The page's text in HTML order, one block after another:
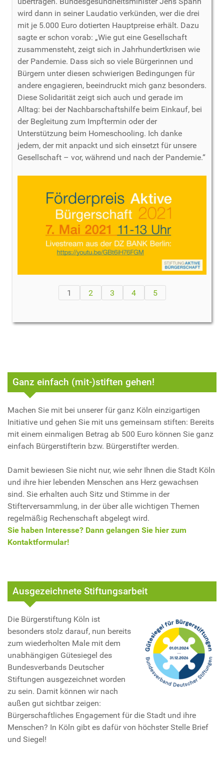
wird dann in seiner Laudatio verkünden, wer die drei
mit je 5.000 Euro dotierten Hauptpreise erhält. Dazu
sagte er schon vorab: „Wie gut eine Gesellschaft
zusammensteht, zeigt sich in Jahrhundertkrisen wie
der Pandemie. Dass sich so viele Bürgerinnen und
Bürgern unter diesen schwierigen Bedingungen für
andere engagieren, beeindruckt mich ganz besonders.
Diese Solidarität zeigt sich auch und gerade im
Alltag: bei der Nachbarschaftshilfe beim Einkauf, bei
der Begleitung zum Impftermin oder der
Unterstützung beim Homeschooling. Ich danke
jedem, der mit anpackt und sich einsetzt für unsere
Gesellschaft – vor, während und nach der Pandemie.“
1 2 3 4 5
Ganz einfach (mit-)stiften gehen!
Machen Sie mit bei unserer für ganz Köln einzigartigen
Initiative und gehen Sie mit uns gemeinsam stiften: Bereits
mit einem einmaligen Betrag ab 500 Euro können Sie ganz
einfach Bürgerstifterin bzw. Bürgerstifter werden.
Damit bewiesen Sie nicht nur, wie sehr Ihnen die Stadt Köln
und ihre hier lebenden Menschen ans Herz gewachsen
sind. Sie erhalten auch Sitz und Stimme in der
Stifterversammlung, in der über alle wichtigen Themen
regelmäßig Rechenschaft abgelegt wird.
Sie haben Interesse? Dann gelangen Sie hier zum
Kontaktformular!
Ausgezeichnete Stiftungsarbeit
Die Bürgerstiftung Köln ist
besonders stolz darauf, nun bereits
zum wiederholten Male mit dem
unabhängigen Gütesiegel des
Bundesverbands Deutscher
Stiftungen ausgezeichnet worden
zu sein. Damit können wir nach
außen gut sichtbar zeigen:
Bürgerschaftliches Engagement für die Stadt und ihre
Menschen? In Köln gibt es dafür von höchster Stelle Brief
und Siegel!